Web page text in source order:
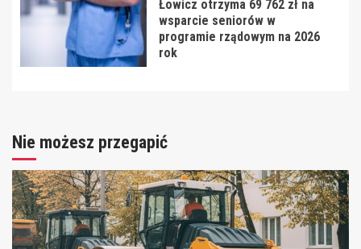
Łowicz otrzyma 69 762 zł na
wsparcie seniorów w
programie rządowym na 2026
rok
Nie możesz przegapić